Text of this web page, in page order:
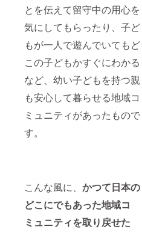
とを伝えて留守中の用心を
気にしてもらったり、子ど
もが一人で遊んでいてもど
この子どもかすぐにわかる
など、幼い子どもを持つ親
も安心して暮らせる地域コ
ミュニティがあったもので
す。
こんな風に、 かつて日本の
どこにでもあった地域コ
ミュニティを取り戻せた